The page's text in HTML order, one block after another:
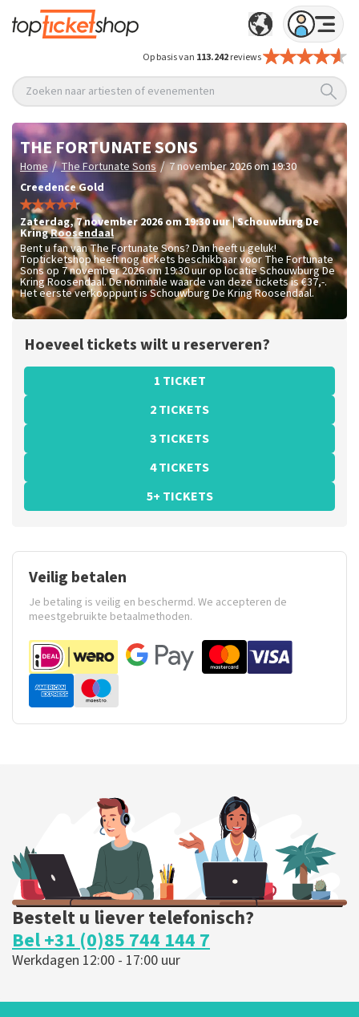
Op basis van 113.242reviews
Zoeken naar artiesten of evenementen
THE FORTUNATE SONS
Home / The Fortunate Sons / 7 november 2026 om 19:30
Creedence Gold
zaterdag,7 november 2026 om 19:30uur|Schouwburg De
KringRoosendaal
Bent u fan van The Fortunate Sons? Dan heeft u geluk!
Topticketshop heeft nog tickets beschikbaar voor The Fortunate
Sons op 7 november 2026 om 19:30 uur op locatie Schouwburg De
Kring Roosendaal. De nominale waarde van deze tickets is€37,-.
Het eerste verkooppunt is Schouwburg De Kring Roosendaal.
Hoeveel tickets wilt u reserveren?
1 TICKET
2 TICKETS
3 TICKETS
4 TICKETS
5+ TICKETS
Veilig betalen
Je betaling is veilig en beschermd. We accepteren de
meestgebruikte betaalmethoden.
Bestelt u liever telefonisch?
Bel +31 (0)85 744 144 7
Werkdagen 12:00 - 17:00 uur